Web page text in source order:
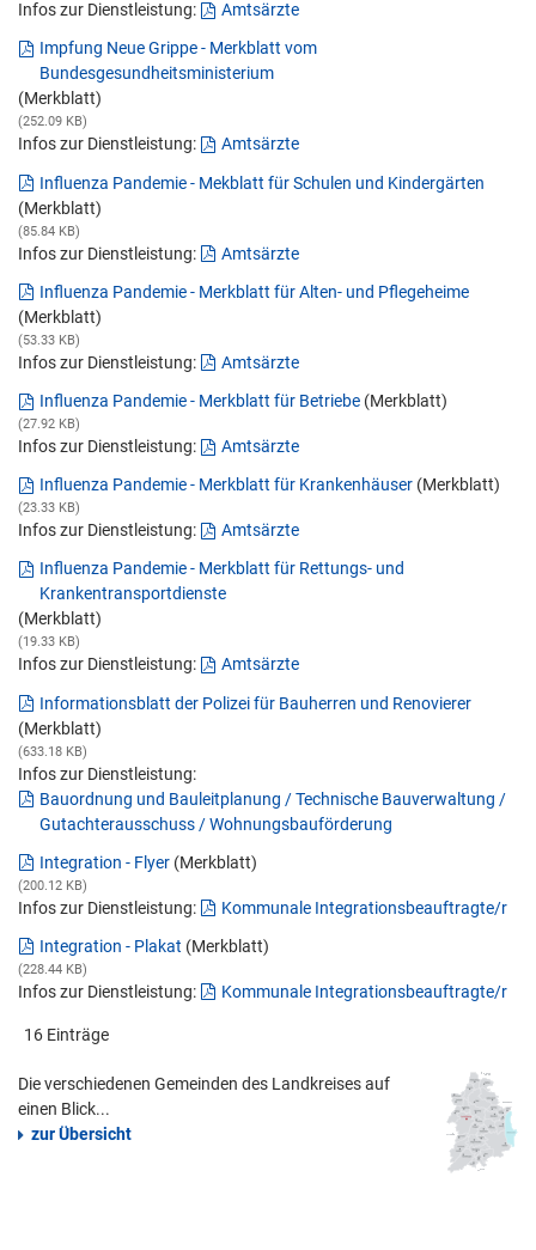
Infos zur Dienstleistung: Amtsärzte
Impfung Neue Grippe - Merkblatt vom
Bundesgesundheitsministerium
(Merkblatt)
(252.09 KB)
Infos zur Dienstleistung: Amtsärzte
Influenza Pandemie - Mekblatt für Schulen und Kindergärten
(Merkblatt)
(85.84 KB)
Infos zur Dienstleistung: Amtsärzte
Influenza Pandemie - Merkblatt für Alten- und Pflegeheime
(Merkblatt)
(53.33 KB)
Infos zur Dienstleistung: Amtsärzte
Influenza Pandemie - Merkblatt für Betriebe(Merkblatt)
(27.92 KB)
Infos zur Dienstleistung: Amtsärzte
Influenza Pandemie - Merkblatt für Krankenhäuser(Merkblatt)
(23.33 KB)
Infos zur Dienstleistung: Amtsärzte
Influenza Pandemie - Merkblatt für Rettungs- und
Krankentransportdienste
(Merkblatt)
(19.33 KB)
Infos zur Dienstleistung: Amtsärzte
Informationsblatt der Polizei für Bauherren und Renovierer
(Merkblatt)
(633.18 KB)
Infos zur Dienstleistung:
Bauordnung und Bauleitplanung / Technische Bauverwaltung /
Gutachterausschuss / Wohnungsbauförderung
Integration - Flyer(Merkblatt)
(200.12 KB)
Infos zur Dienstleistung: Kommunale Integrationsbeauftragte/r
Integration - Plakat (Merkblatt)
(228.44 KB)
Infos zur Dienstleistung: Kommunale Integrationsbeauftragte/r
16 Einträge
Die verschiedenen Gemeinden des Landkreises auf
einen Blick...
zur Übersicht